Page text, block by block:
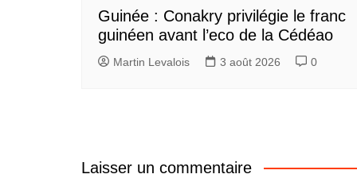
Guinée : Conakry privilégie le franc
guinéen avant l’eco de la Cédéao
Martin Levalois 3 août 2026 0
Laisser un commentaire